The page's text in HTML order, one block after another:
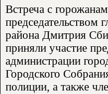
Встреча с
председательством
района Дмитрия
приняли участие
администрации
Городского
полиции, а также